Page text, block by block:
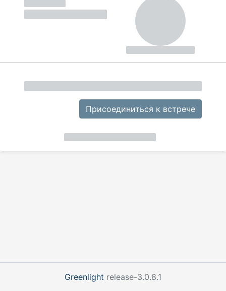
Присоединиться к встрече
Greenlight release-3.0.8.1